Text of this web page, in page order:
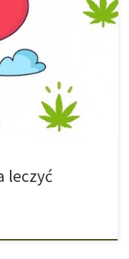
które umożliwią im
dorosłych i dzieciach
olejku CBD.
które byłyby jedyne
wpływu medycznej
na autyzm. Dr […]
leczyć